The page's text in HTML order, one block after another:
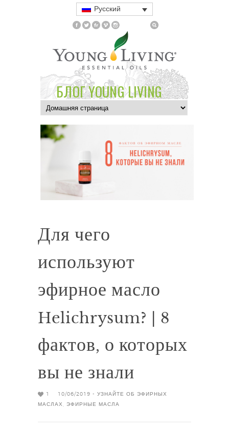
Русский
БЛОГ YOUNG LIVING
Для чего
используют
эфирное масло
Helichrysum? | 8
фактов, о которых
вы не знали
1 10/06/2019 - УЗНАЙТЕ ОБ ЭФИРНЫХ
МАСЛАХ
ЭФИРНЫЕ МАСЛА